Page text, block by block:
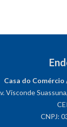
Casa do
Visconde
CNPJ: